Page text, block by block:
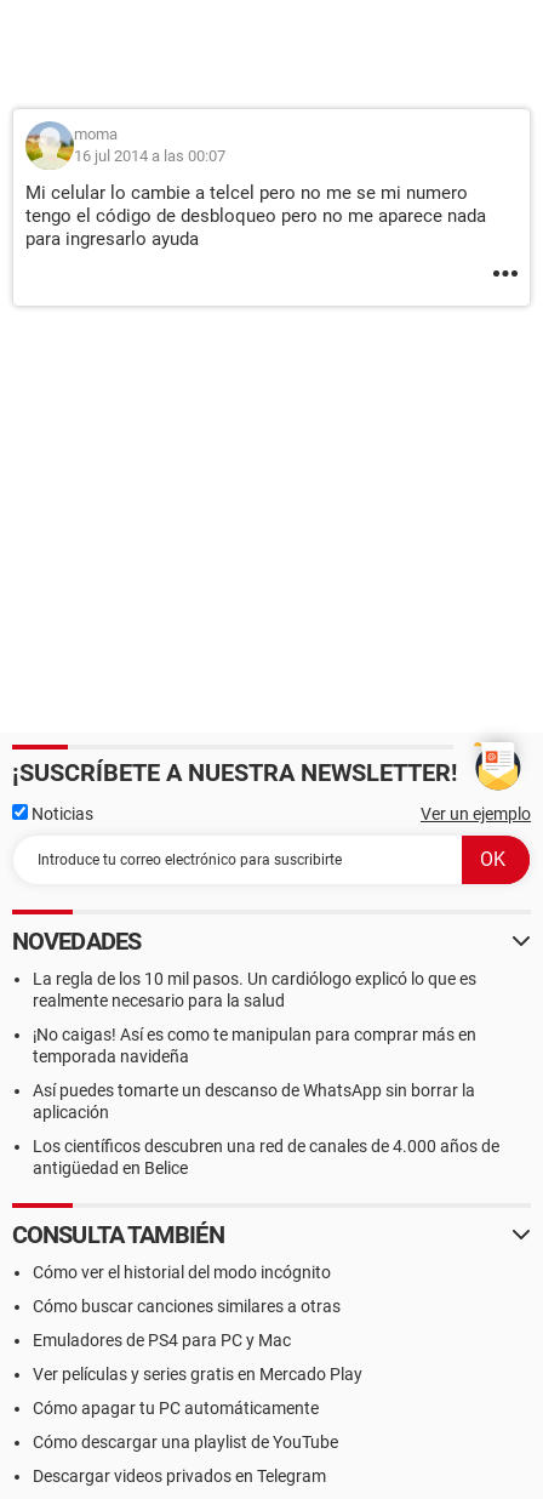
moma
16 jul 2014 a las 00:07
Mi celular lo cambie a telcel pero no me se mi numero
tengo el código de desbloqueo pero no me aparece nada
para ingresarlo ayuda
¡SUSCRÍBETE A NUESTRA NEWSLETTER!
Noticias Ver un ejemplo
NOVEDADES
La regla de los 10 mil pasos. Un cardiólogo explicó lo que es
realmente necesario para la salud
¡No caigas! Así es como te manipulan para comprar más en
temporada navideña
Así puedes tomarte un descanso de WhatsApp sin borrar la
aplicación
Los científicos descubren una red de canales de 4.000 años de
antigüedad en Belice
CONSULTA TAMBIÉN
Cómo ver el historial del modo incógnito
Cómo buscar canciones similares a otras
Emuladores de PS4 para PC y Mac
Ver películas y series gratis en Mercado Play
Cómo apagar tu PC automáticamente
Cómo descargar una playlist de YouTube
Descargar videos privados en Telegram